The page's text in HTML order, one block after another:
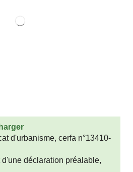
d'urbanisme, cerfa n°13410-
déclaration préalable,